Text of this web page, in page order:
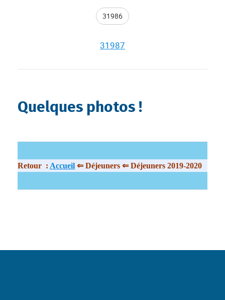
31986
31987
Quelques photos !
Retour : Accueil ⇐ Déjeuners ⇐ Déjeuners 2019-2020